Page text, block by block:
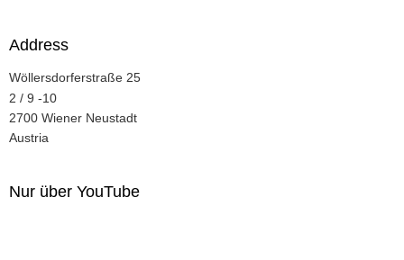
Address
Wöllersdorferstraße 25
2 / 9 -10
2700 Wiener Neustadt
Austria
Nur über YouTube